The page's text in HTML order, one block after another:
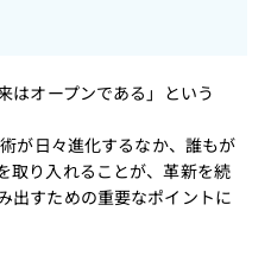
はオープンである」という
が日々進化するなか、誰もが
取り入れることが、革新を続
出すための重要なポイントに